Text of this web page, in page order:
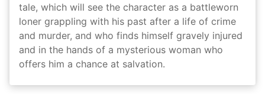
tale, which will see the character as a battleworn
loner grappling with his past after a life of crime
and murder, and who finds himself gravely injured
and in the hands of a mysterious woman who
offers him a chance at salvation.